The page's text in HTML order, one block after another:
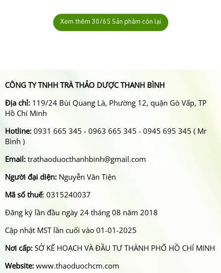
Xem thêm 30/65 Sản phẩm còn lại
CÔNG TY TNHH TRÀ THẢO DƯỢC THANH BÌNH
Địa chỉ: 119/24 Bùi Quang Là, Phường 12, quận Gò Vấp, TP
Hồ Chí Minh
Hotline: 0931 665 345 - 0963 665 345 - 0945 695 345 ( Mr
Bình )
Email: trathaoduocthanhbinh@gmail.com
Người đại diện: Nguyễn Văn Tiện
Mã số thuế: 0315240037
Đăng ký lần đầu ngày 24 tháng 08 năm 2018
Cập nhật MST lần cuối vào 01-01-2025
Nơi cấp: SỞ KẾ HOẠCH VÀ ĐẦU TƯ THÀNH PHỐ HỒ CHÍ MINH
Website: www.thaoduochcm.com